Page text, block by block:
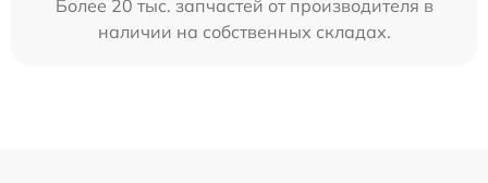
Более 20 тыс. запчастей от производителя в
наличии на собственных складах.